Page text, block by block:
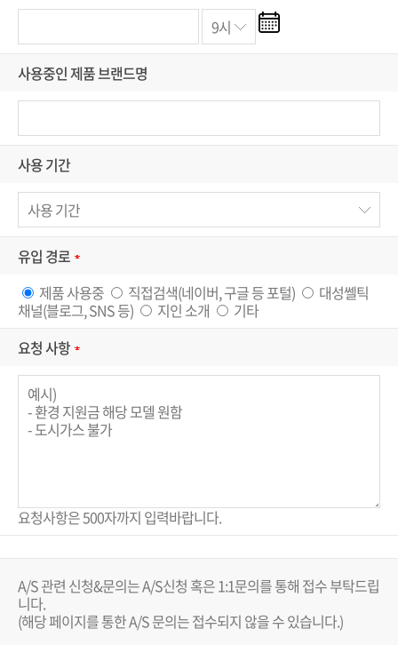
사용중인 제품 브랜드명
사용 기간
유입 경로
제품 사용중
직접검색(네이버, 구글 등 포털)
대성쎌틱
채널(블로그, SNS 등)
지인 소개
기타
요청 사항
요청사항은 500자까지 입력바랍니다.
A/S 관련 신청&문의는 A/S신청 혹은 1:1문의를 통해 접수 부탁드립
니다.
(해당 페이지를 통한 A/S 문의는 접수되지 않을 수 있습니다.)